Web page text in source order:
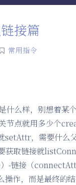
接篇
常用指令
什么样，别想着某
节点就用多少个
setAttr，需要什么
获取链接就
-链接（
操作，而是最终的